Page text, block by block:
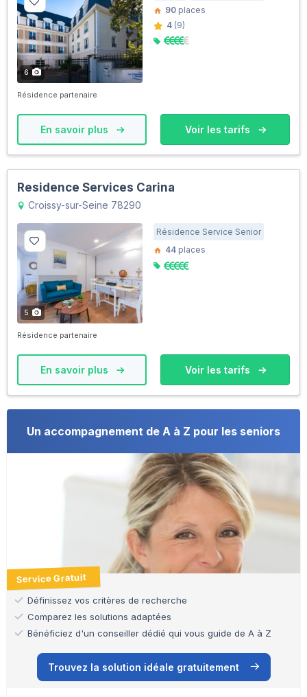
6
90 places
4 (9)
Résidence partenaire
En savoir plus Voir les tarifs
Residence Services Carina
Croissy-sur-Seine 78290
5
Résidence Service Senior
44 places
Résidence partenaire
En savoir plus Voir les tarifs
Un accompagnement de A à Z pour les seniors
Service Gratuit
Définissez vos critères de recherche
Comparez les solutions adaptées
Bénéficiez d'un conseiller dédié qui vous guide de A à Z
Trouvez la solution idéale gratuitement